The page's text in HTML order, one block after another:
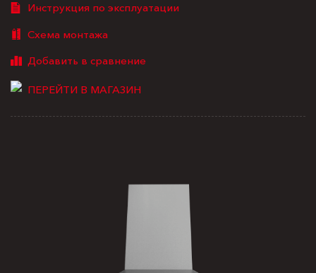
Инструкция по эксплуатации
Схема монтажа
ПЕРЕЙТИ В МАГАЗИН